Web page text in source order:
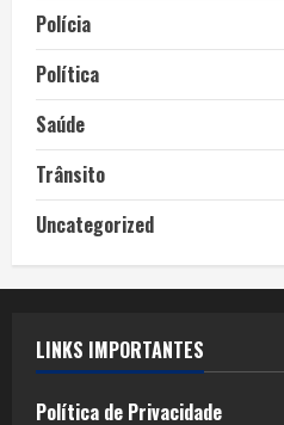
Polícia
Política
Saúde
Trânsito
Uncategorized
LINKS IMPORTANTES
Política de Privacidade